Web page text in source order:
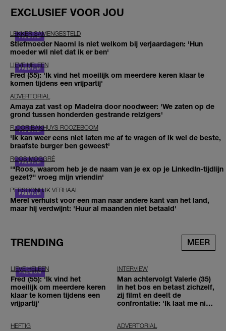
EXCLUSIEF VOOR JOU
LEKKER SAMENGESTELD
Stiefmoeder Naomi is niet welkom bij verjaardagen: 'Hun
moeder wil niet dat ik er ben'
LIEVE HELEEN
Fred (55): 'Ik vind het moeilijk om meerdere keren klaar te
komen tijdens een vrijpartij'
ADVERTORIAL
Amaya zat vast op Madeira door noodweer: 'We zaten op de
grond tussen honderden gestrande reizigers'
FLOOR BAKHUYS ROOZEBOOM
'Ik kan weer eens niet laten me af te vragen of ik wel de beste,
braafste burger ben geweest'
ROOS MOGGRÉ
'"Roos, waarom heb je de naam van je ex op je LinkedIn-tijdlijn
gezet?" vroeg mijn vriendin'
PERSOONLIJK VERHAAL
Merel verhuist voor een man naar andere kant van het land,
maar hij verdwijnt: 'Huur al maanden niet betaald'
TRENDING MEER
LIEVE HELEEN
Fred (55): 'Ik vind het
moeilijk om meerdere keren
klaar te komen tijdens een
vrijpartij'
INTERVIEW
Man achtervolgt Valerie (35)
in het bos en betast zichzelf,
zij filmt en deelt de
confrontatie: 'Ik laat me niet
HEFTIG ADVERTORIAL